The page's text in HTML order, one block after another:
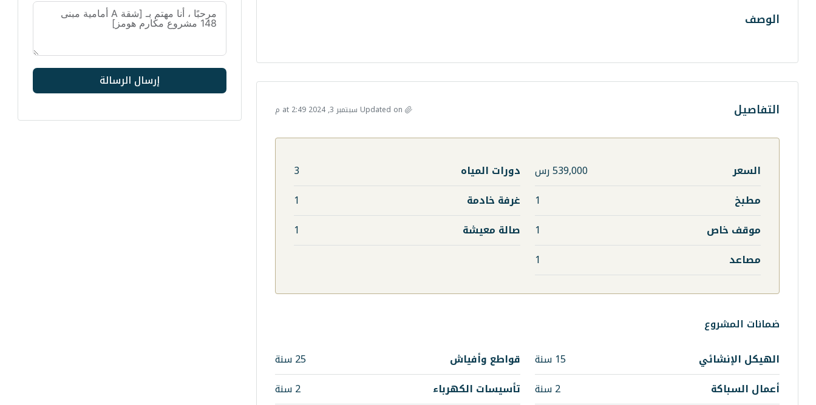
الوصف
التفاصيل Updated on سبتمبر 3, 2024 at 2:49 م
السعر 539,000 رس دورات المياه
3
مطبخ
1 غرفة خادمة
1
موقف خاص
1 صالة معيشة
1
مصاعد
1
ضمانات المشروع
الهيكل الإنشائي
15 سنة قواطع وأفياش
25 سنة
أعمال السباكة
2 سنة تأسيسات الكهرباء
2 سنة
إرسال الرسالة